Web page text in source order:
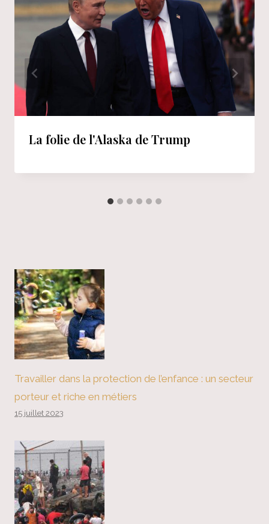
La folie de l'Alaska de Trump
Travailler dans la protection de l’enfance : un secteur
porteur et riche en métiers
15 juillet 2023